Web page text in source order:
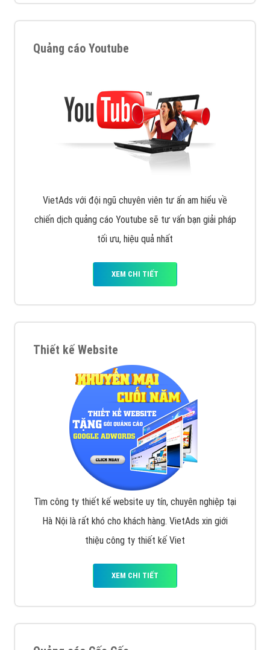
Quảng cáo Youtube
VietAds với đội ngũ chuyên viên tư ấn am hiểu về
chiến dịch quảng cáo Youtube sẽ tư vấn bạn giải pháp
tối ưu, hiệu quả nhất
XEM CHI TIẾT
Thiết kế Website
Tìm công ty thiết kế website uy tín, chuyên nghiệp tại
Hà Nội là rất khó cho khách hàng. VietAds xin giới
thiệu công ty thiết kế Viet
XEM CHI TIẾT